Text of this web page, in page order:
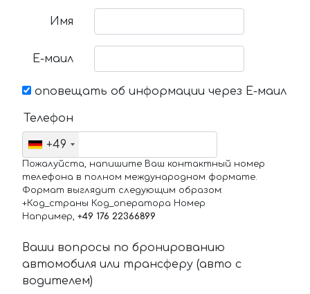
Имя
Е-маил
оповещать об информации через Е-маил
Телефон
+49
Пожалуйста, напишите Ваш контактный номер
телефона в полном международном формате.
Формат выглядит следующим образом:
+Код_страны Код_оператора Номер
Например, +49 176 22366899
Ваши вопросы по бронированию
автомобиля или трансферу (авто с
водителем)